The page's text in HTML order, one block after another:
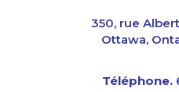
350, rue
Ottawa,
Téléphone.